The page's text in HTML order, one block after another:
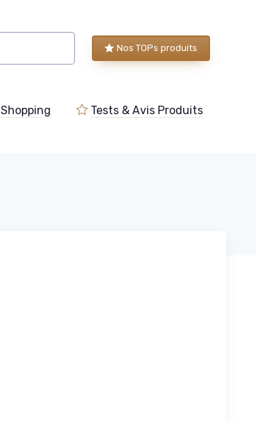
Nos TOPs produits
Shopping Tests & Avis Produits